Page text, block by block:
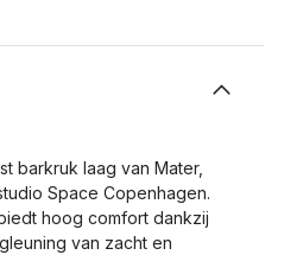
barkruk laag van Mater,
Space Copenhagen.
hoog comfort dankzij
van zacht en